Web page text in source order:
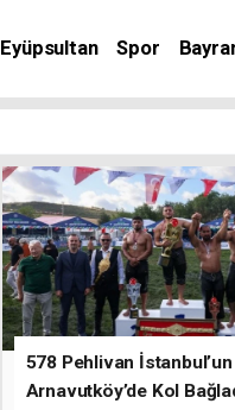
Eyüpsultan Spor
578 Pehlivan İstanbul’un
Arnavutköy’de Kol